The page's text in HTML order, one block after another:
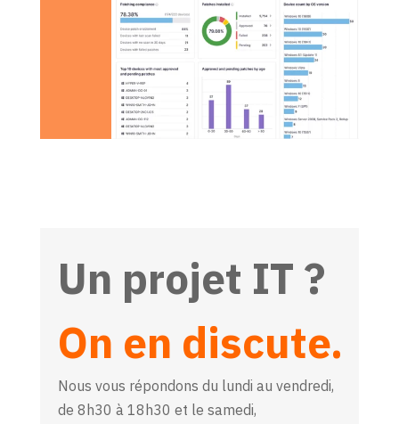
Un projet IT ?
On en discute.
Nous vous répondons du lundi au vendredi,
de 8h30 à 18h30 et le samedi,